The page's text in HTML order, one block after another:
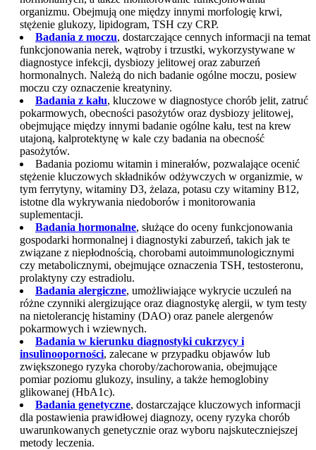
organizmu. Obejmują one między innymi morfologię krwi,
stężenie glukozy, lipidogram, TSH czy CRP.
Badania z moczu, dostarczające cennych informacji na temat
funkcjonowania nerek, wątroby i trzustki, wykorzystywane w
diagnostyce infekcji, dysbiozy jelitowej oraz zaburzeń
hormonalnych. Należą do nich badanie ogólne moczu, posiew
moczu czy oznaczenie kreatyniny.
Badania z kału, kluczowe w diagnostyce chorób jelit, zatruć
pokarmowych, obecności pasożytów oraz dysbiozy jelitowej,
obejmujące między innymi badanie ogólne kału, test na krew
utajoną, kalprotektynę w kale czy badania na obecność
pasożytów.
Badania poziomu witamin i minerałów, pozwalające ocenić
stężenie kluczowych składników odżywczych w organizmie, w
tym ferrytyny, witaminy D3, żelaza, potasu czy witaminy B12,
istotne dla wykrywania niedoborów i monitorowania
suplementacji.
Badania hormonalne, służące do oceny funkcjonowania
gospodarki hormonalnej i diagnostyki zaburzeń, takich jak te
związane z niepłodnością, chorobami autoimmunologicznymi
czy metabolicznymi, obejmujące oznaczenia TSH, testosteronu,
prolaktyny czy estradiolu.
Badania alergiczne, umożliwiające wykrycie uczuleń na
różne czynniki alergizujące oraz diagnostykę alergii, w tym testy
na nietolerancję histaminy (DAO) oraz panele alergenów
pokarmowych i wziewnych.
Badania w kierunku diagnostyki cukrzycy i
insulinooporności, zalecane w przypadku objawów lub
zwiększonego ryzyka choroby/zachorowania, obejmujące
pomiar poziomu glukozy, insuliny, a także hemoglobiny
glikowanej (HbA1c).
Badania genetyczne, dostarczające kluczowych informacji
dla postawienia prawidłowej diagnozy, oceny ryzyka chorób
uwarunkowanych genetycznie oraz wyboru najskuteczniejszej
metody leczenia.